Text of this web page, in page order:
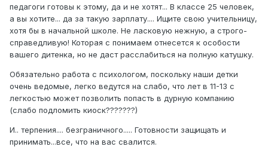
педагоги готовы к этому, да и не хотят... В классе 25 человек,
а вы хотите... да за такую зарплату.... Ищите свою учительницу,
хотя бы в начальной школе. Не ласковую нежную, а строго-
справедливую! Которая с понимаем отнесется к особости
вашего дитенка, но не даст расслабиться на полную катушку.
Обязательно работа с психологом, поскольку наши детки
очень ведомые, легко ведутся на слабо, что лет в 11-13 с
легкостью может позволить попасть в дурную компанию
(слабо подломить киоск???????)
И.. терпения.... безграничного..... Готовности защищать и
принимать...все, что на вас свалится.